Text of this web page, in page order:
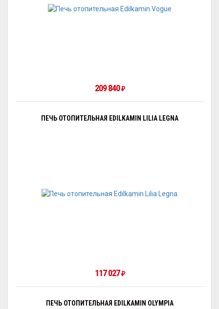
209 840 ₽
ПЕЧЬ ОТОПИТЕЛЬНАЯ EDILKAMIN LILIA LEGNA
117 027 ₽
ПЕЧЬ ОТОПИТЕЛЬНАЯ EDILKAMIN OLYMPIA